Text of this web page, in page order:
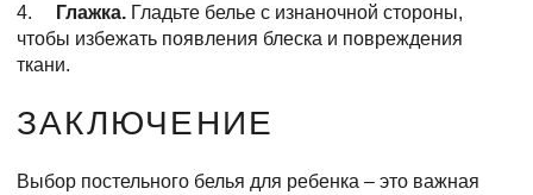
4.
Глажка. Гладьте белье с изнаночной стороны,
чтобы избежать появления блеска и повреждения
ткани.
ЗАКЛЮЧЕНИЕ
Выбор постельного белья для ребенка – это важная